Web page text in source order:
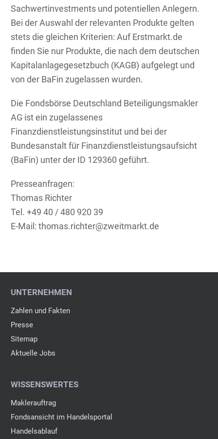
Sachwertinvestments und potentiellen Anlegern.
Bei der Auswahl der relevanten Produkte gelten
stets die gleichen Kriterien: Auf Erstmarkt.de
finden Sie nur Produkte, die nach dem deutschen
Kapitalanlagegesetzbuch (KAGB) aufgelegt und
von der BaFin zugelassen wurden.
Die Fondsbörse Deutschland Beteiligungsmakler
AG ist ein zugelassenes
Finanzdienstleistungsinstitut und bei der
Bundesanstalt für Finanzdienstleistungsaufsicht
(BaFin) unter der ID 129360 geführt.
Presseanfragen:
Thomas Richter
Tel. +49 40 / 480 920 39
E-Mail: thomas.richter@zweitmarkt.de
UNTERNEHMEN
Zahlen und Fakten
Presse
Sitemap
Aktuelle Jobs
WISSENSWERTES
Maklerauftrag
Fondsansicht im Handelsportal
Handelsablauf